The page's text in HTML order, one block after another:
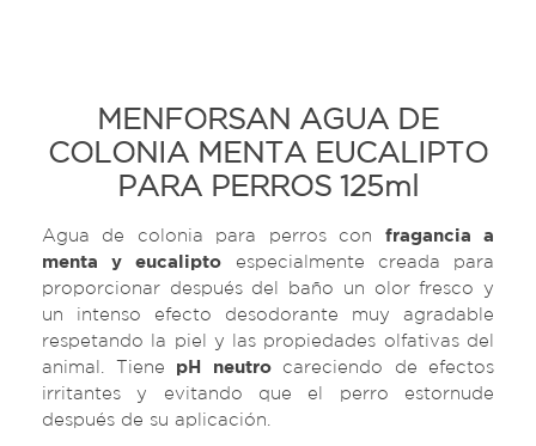
MENFORSAN AGUA DE
COLONIA MENTA EUCALIPTO
PARA PERROS 125ml
Agua de colonia para perros con fragancia a
menta y eucalipto especialmente creada para
proporcionar después del baño un olor fresco y
un intenso efecto desodorante muy agradable
respetando la piel y las propiedades olfativas del
animal. Tiene pH neutrocareciendo de efectos
irritantes y evitando que el perro estornude
después de su aplicación.